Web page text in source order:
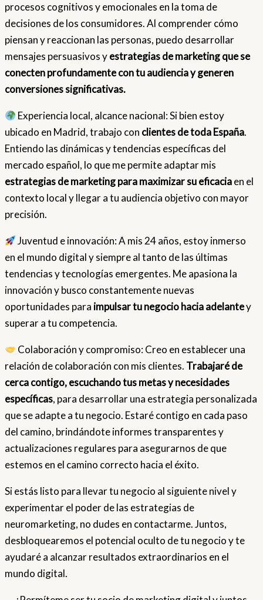
procesos cognitivos y emocionales en la toma de
decisiones de los consumidores. Al comprender cómo
piensan y reaccionan las personas, puedo desarrollar
mensajes persuasivos yestrategias de marketing que se
conecten profundamente con tu audiencia y generen
conversiones significativas.
Experiencia local, alcance nacional: Si bien estoy
ubicado en Madrid, trabajo con clientes de toda España.
Entiendo las dinámicas y tendencias específicas del
mercado español, lo que me permite adaptar mis
estrategias de marketing para maximizar su eficaciaen el
contexto local y llegar a tu audiencia objetivo con mayor
precisión.
Juventud e innovación: A mis 24 años, estoy inmerso
en el mundo digital y siempre al tanto de las últimas
tendencias y tecnologías emergentes. Me apasiona la
innovación y busco constantemente nuevas
oportunidades para impulsar tu negocio hacia adelantey
superar a tu competencia.
Colaboración y compromiso: Creo en establecer una
relación de colaboración con mis clientes. Trabajaré de
cerca contigo, escuchando tus metas y necesidades
específicas, para desarrollar una estrategia personalizada
que se adapte a tu negocio. Estaré contigo en cada paso
del camino, brindándote informes transparentes y
actualizaciones regulares para asegurarnos de que
estemos en el camino correcto hacia el éxito.
Si estás listo para llevar tu negocio al siguiente nivel y
experimentar el poder de las estrategias de
neuromarketing, no dudes en contactarme. Juntos,
desbloquearemos el potencial oculto de tu negocio y te
ayudaré a alcanzar resultados extraordinarios en el
mundo digital.